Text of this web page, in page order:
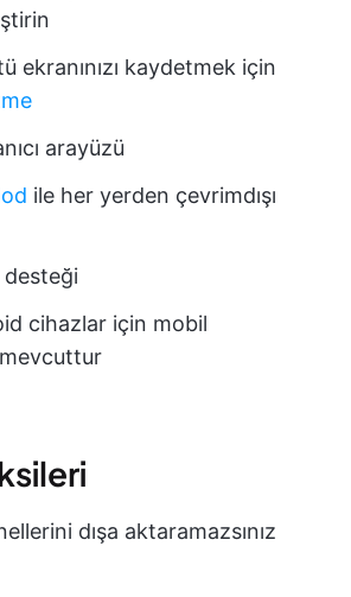
ekranınızı kaydetmek için
arayüzü
ile her yerden çevrimdışı
cihazlar için mobil
dışa aktaramazsınız